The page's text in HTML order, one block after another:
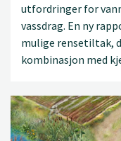
utfordringer for
vassdrag. En ny
mulige rensetiltak,
kombinasjon med